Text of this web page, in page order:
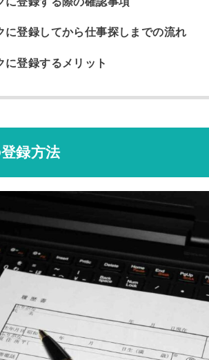
に登録してから仕事探しまでの流れ
に登録するメリット
録方法